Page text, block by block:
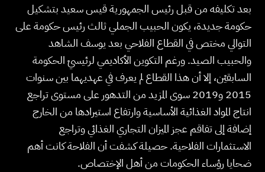
بعد تكليفه من قبل رئيس الجمهورية قيس سعيد بتشكيل
حكومة جديدة، يكون الحبيب الجملي ثالث رئيس حكومة على
التوالي مختص في القطاع الفلاحي بعد يوسف الشاهد
والحبيب الصيد. ورغم التكوين الأكاديمي لرئيسيْ الحكومة
السابقيْن، إلا أن هذا القطاع لم يعرف في عهديهما بين سنوات
2015 و2019 سوى المزيد من التدهور على مستوى تراجع
انتاج المواد الغذائية الأساسية وارتفاع استيرادها من الخارج
إضافة إلى تفاقم عجز الميزان التجاري الغذائي وتراجع
الاستثمارات الفلاحية. حصيلة كشفت أن الفلاحة كانت أهم
ضحايا رؤساء الحكومات من أهل الإختصاص.